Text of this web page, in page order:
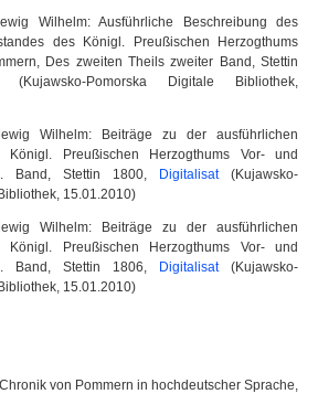
Wilhelm: Ausführliche Beschreibung des
des Königl. Preußischen Herzogthums
Des zweiten Theils zweiter Band, Stettin
Pomorska Digitale Bibliothek,
Wilhelm: Beiträge zu der ausführlichen
Königl. Preußischen Herzogthums Vor- und
Band, Stettin 1800,
Digitalisat (Kujawsko-
15.01.2010)
Wilhelm: Beiträge zu der ausführlichen
Königl. Preußischen Herzogthums Vor- und
Band, Stettin 1806,
Digitalisat (Kujawsko-
15.01.2010)
von Pommern in hochdeutscher Sprache,